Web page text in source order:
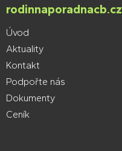
rodinnaporadnacb.cz
Úvod
Aktuality
Kontakt
Podpořte nás
Dokumenty
Ceník